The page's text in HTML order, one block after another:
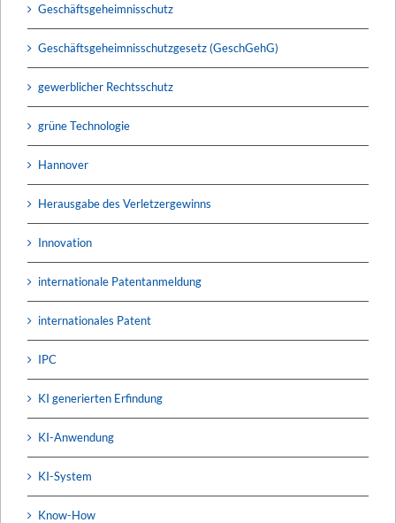
Geschäftsgeheimnisschutz
Geschäftsgeheimnisschutzgesetz (GeschGehG)
gewerblicher Rechtsschutz
grüne Technologie
Hannover
Herausgabe des Verletzergewinns
Innovation
internationale Patentanmeldung
internationales Patent
IPC
KI generierten Erfindung
KI-Anwendung
KI-System
Know-How